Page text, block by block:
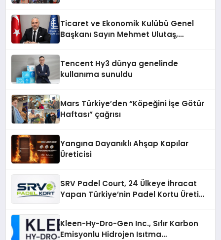
Ticaret ve Ekonomik Kulübü Genel
Başkanı Sayın Mehmet Ulutaş,
Tencent Hy3 dünya genelinde
kullanıma sunuldu
Mars Türkiye’den “Köpeğini İşe Götür
Haftası” çağrısı
Yangına Dayanıklı Ahşap Kapılar
Üreticisi
SRV Padel Court, 24 Ülkeye İhracat
Yapan Türkiye’nin Padel Kortu Üretim
Kleen-Hy-Dro-Gen Inc., Sıfır Karbon
Emisyonlu Hidrojen Isıtma